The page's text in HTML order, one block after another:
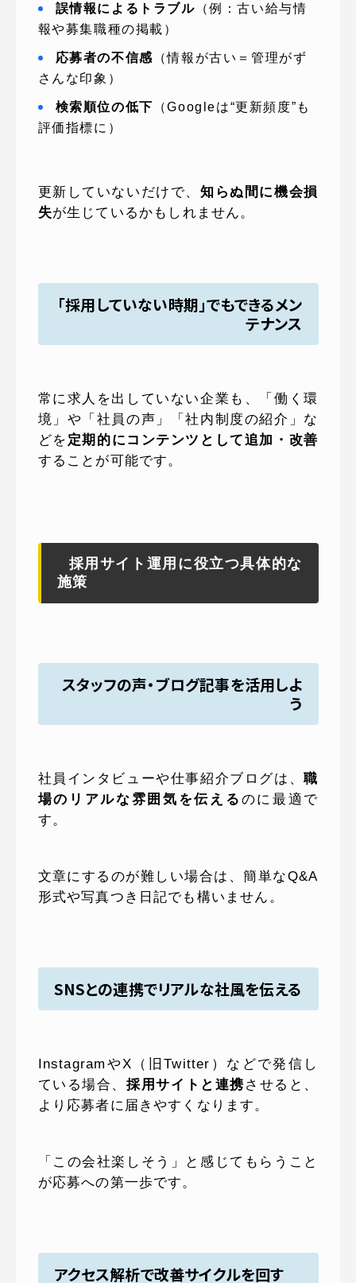
誤情報によるトラブル （例：古い給与情
報や募集職種の掲載）
応募者の不信感
（情報が古い＝管理がず
さんな印象）
検索順位の低下
（Googleは“更新頻度”も
評価指標に）
更新していないだけで、知らぬ間に機会損
失が生じているかもしれません。
「採用していない時期」でもできるメン
テナンス
常に求人を出していない企業も、「働く環
境」や「社員の声」「社内制度の紹介」な
どを 定期的にコンテンツとして追加・改善
することが可能です。
採用サイト運用に役立つ具体的な
施策
スタッフの声・ブログ記事を活用しよ
う
社員インタビューや仕事紹介ブログは、職
場のリアルな雰囲気を伝える のに最適で
す。
文章にするのが難しい場合は、簡単なQ&A
形式や写真つき日記でも構いません。
SNSとの連携でリアルな社風を伝える
InstagramやX（旧Twitter）などで発信し
ている場合、採用サイトと連携 させると、
より応募者に届きやすくなります。
「この会社楽しそう」と感じてもらうこと
が応募への第一歩です。
アクセス解析で改善サイクルを回す